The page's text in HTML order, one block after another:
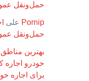
حمل‌ونقل
Pornip على
حمل‌ونقل
بهترین
خودرو اجاره
برای اجاره